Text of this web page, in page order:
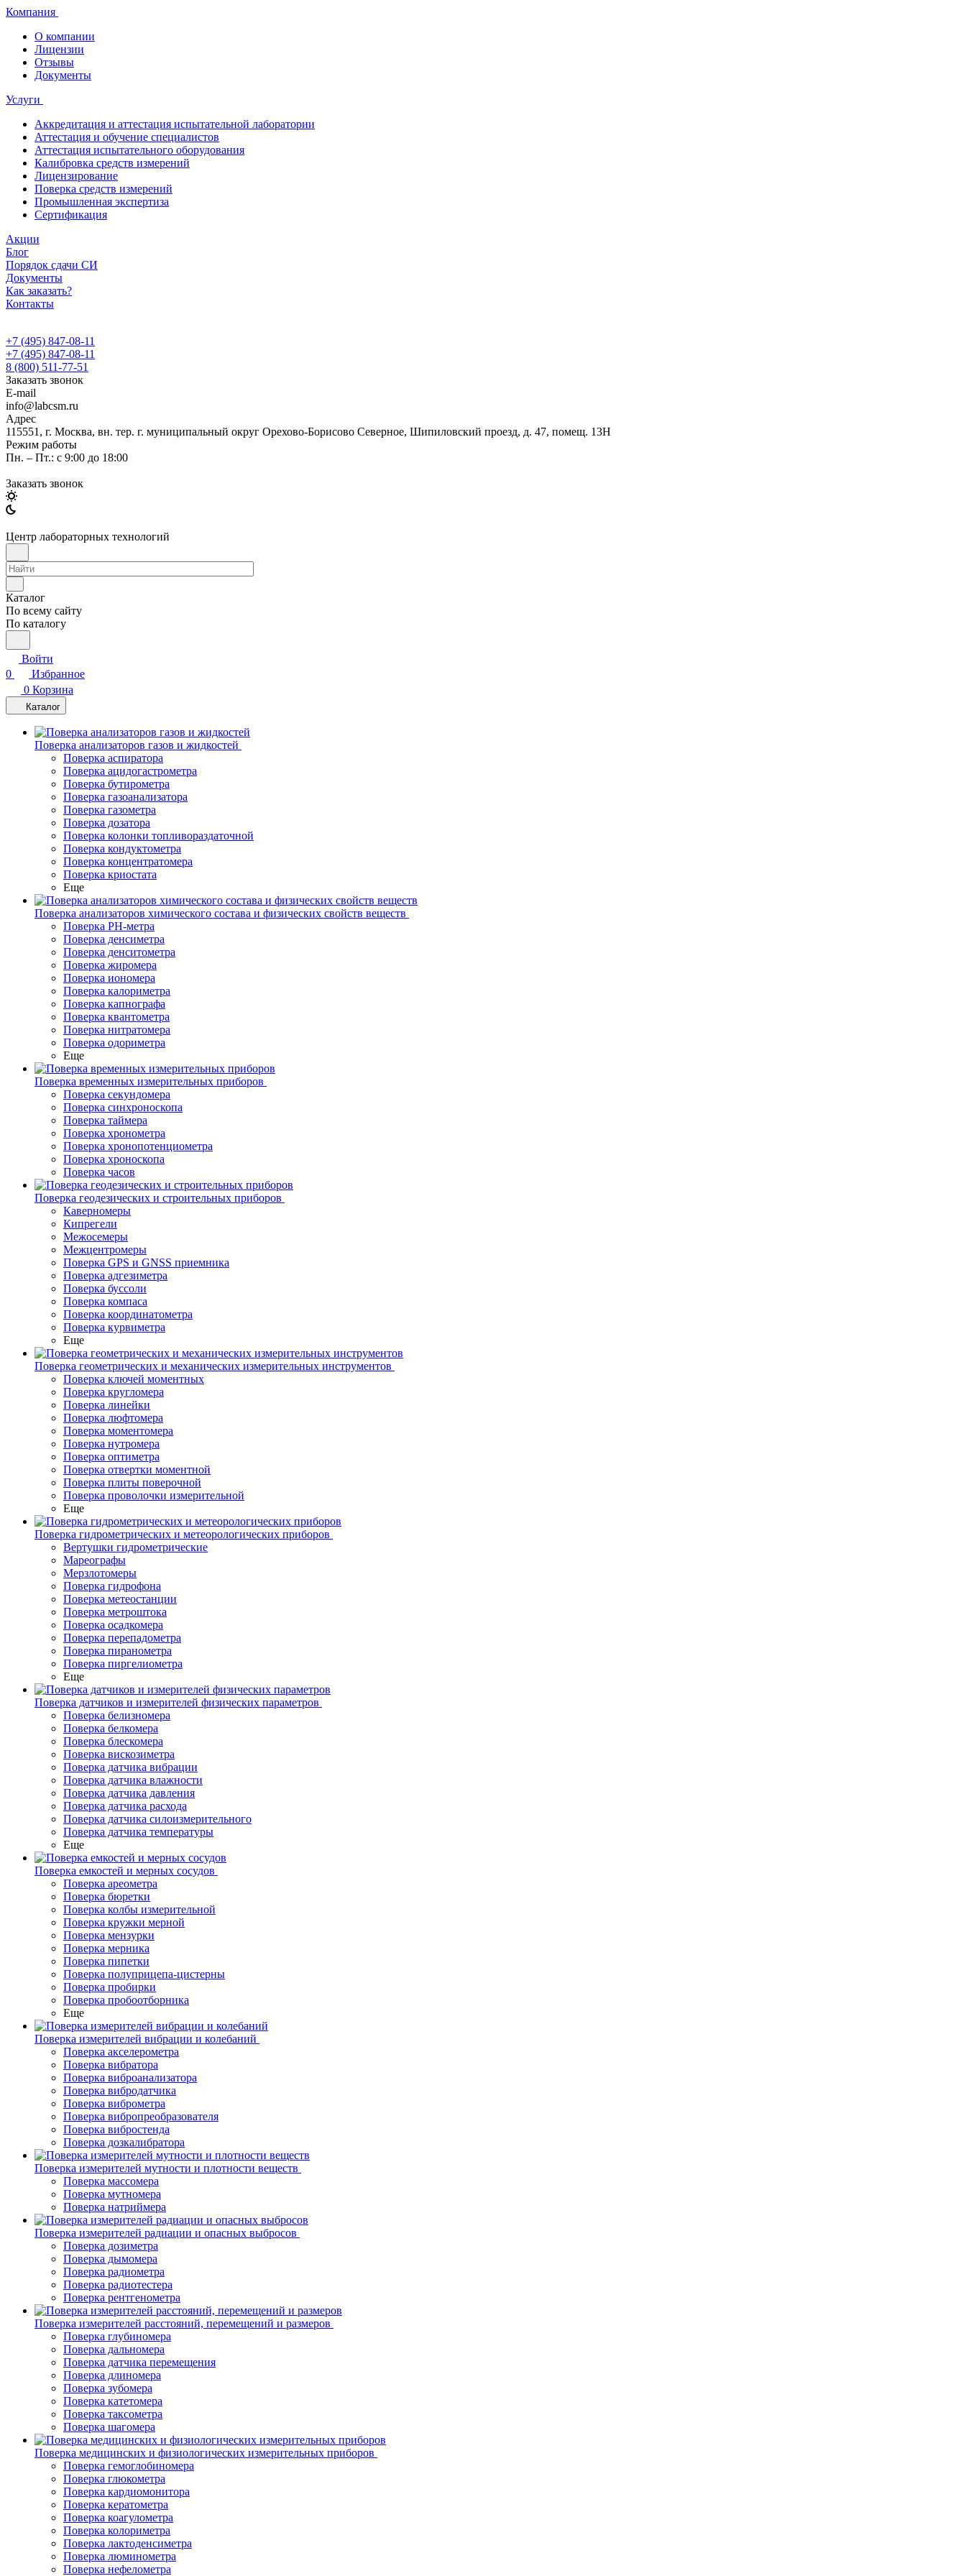
Компания
О компании
Лицензии
Отзывы
Документы
Услуги
Аккредитация и аттестация испытательной лаборатории
Аттестация и обучение специалистов
Аттестация испытательного оборудования
Калибровка средств измерений
Лицензирование
Поверка средств измерений
Промышленная экспертиза
Сертификация
Акции
Блог
Порядок сдачи СИ
Документы
Как заказать?
Контакты
+7 (495) 847-08-11
+7 (495) 847-08-11
8 (800) 511-77-51
Заказать звонок
E-mail
info@labcsm.ru
Адрес
115551, г. Москва, вн. тер. г. муниципальный округ Орехово-Борисово Северное, Шипиловский проезд, д. 47, помещ. 13Н
Режим работы
Пн. – Пт.: с 9:00 до 18:00
Заказать звонок
Центр лабораторных технологий
Каталог
По всему сайту
По каталогу
Войти
0
Избранное
0 Корзина
Каталог
Поверка анализаторов газов и жидкостей
Поверка аспиратора
Поверка ацидогастрометра
Поверка бутирометра
Поверка газоанализатора
Поверка газометра
Поверка дозатора
Поверка колонки топливораздаточной
Поверка кондуктометра
Поверка концентратомера
Поверка криостата
Еще
Поверка анализаторов химического состава и физических свойств веществ
Поверка PH-метра
Поверка денсиметра
Поверка денситометра
Поверка жиромера
Поверка иономера
Поверка калориметра
Поверка капнографа
Поверка квантометра
Поверка нитратомера
Поверка одориметра
Еще
Поверка временных измерительных приборов
Поверка секундомера
Поверка синхроноскопа
Поверка таймера
Поверка хронометра
Поверка хронопотенциометра
Поверка хроноскопа
Поверка часов
Поверка геодезических и строительных приборов
Каверномеры
Кипрегели
Межосемеры
Межцентромеры
Поверка GPS и GNSS приемника
Поверка адгезиметра
Поверка буссоли
Поверка компаса
Поверка координатометра
Поверка курвиметра
Еще
Поверка геометрических и механических измерительных инструментов
Поверка ключей моментных
Поверка кругломера
Поверка линейки
Поверка люфтомера
Поверка моментомера
Поверка нутромера
Поверка оптиметра
Поверка отвертки моментной
Поверка плиты поверочной
Поверка проволочки измерительной
Еще
Поверка гидрометрических и метеорологических приборов
Вертушки гидрометрические
Мареографы
Мерзлотомеры
Поверка гидрофона
Поверка метеостанции
Поверка метроштока
Поверка осадкомера
Поверка перепадометра
Поверка пиранометра
Поверка пиргелиометра
Еще
Поверка датчиков и измерителей физических параметров
Поверка белизномера
Поверка белкомера
Поверка блескомера
Поверка вискозиметра
Поверка датчика вибрации
Поверка датчика влажности
Поверка датчика давления
Поверка датчика расхода
Поверка датчика силоизмерительного
Поверка датчика температуры
Еще
Поверка емкостей и мерных сосудов
Поверка ареометра
Поверка бюретки
Поверка колбы измерительной
Поверка кружки мерной
Поверка мензурки
Поверка мерника
Поверка пипетки
Поверка полуприцепа-цистерны
Поверка пробирки
Поверка пробоотборника
Еще
Поверка измерителей вибрации и колебаний
Поверка акселерометра
Поверка вибратора
Поверка виброанализатора
Поверка вибродатчика
Поверка виброметра
Поверка вибропреобразователя
Поверка вибростенда
Поверка дозкалибратора
Поверка измерителей мутности и плотности веществ
Поверка массомера
Поверка мутномера
Поверка натриймера
Поверка измерителей радиации и опасных выбросов
Поверка дозиметра
Поверка дымомера
Поверка радиометра
Поверка радиотестера
Поверка рентгенометра
Поверка измерителей расстояний, перемещений и размеров
Поверка глубиномера
Поверка дальномера
Поверка датчика перемещения
Поверка длиномера
Поверка зубомера
Поверка катетомера
Поверка таксометра
Поверка шагомера
Поверка медицинских и физиологических измерительных приборов
Поверка гемоглобиномера
Поверка глюкометра
Поверка кардиомонитора
Поверка кератометра
Поверка коагулометра
Поверка колориметра
Поверка лактоденсиметра
Поверка люминометра
Поверка нефелометра